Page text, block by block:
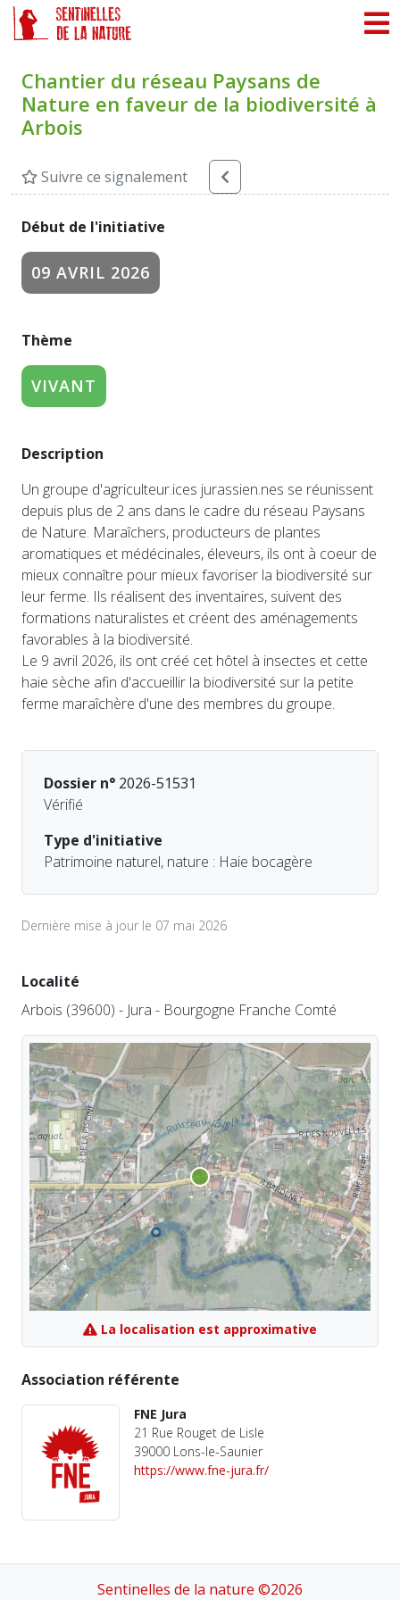
Chantier du réseau Paysans de
Nature en faveur de la biodiversité à
Arbois
Suivre ce signalement
Début de l'initiative
09 AVRIL 2026
Thème
VIVANT
Description
Un groupe d'agriculteur.ices jurassien.nes se réunissent
depuis plus de 2 ans dans le cadre du réseau Paysans
de Nature. Maraîchers, producteurs de plantes
aromatiques et médécinales, éleveurs, ils ont à coeur de
mieux connaître pour mieux favoriser la biodiversité sur
leur ferme. Ils réalisent des inventaires, suivent des
formations naturalistes et créent des aménagements
favorables à la biodiversité.
Le 9 avril 2026, ils ont créé cet hôtel à insectes et cette
haie sèche afin d'accueillir la biodiversité sur la petite
ferme maraîchère d'une des membres du groupe.
Dossier n° 2026-51531
Vérifié
Type d'initiative
Patrimoine naturel, nature : Haie bocagère
Dernière mise à jour le 07 mai 2026
Localité
Arbois (39600) - Jura - Bourgogne Franche Comté
La localisation est approximative
Association référente
FNE Jura
21 Rue Rouget de Lisle
39000 Lons-le-Saunier
https://www.fne-jura.fr/
Sentinelles de la nature ©2026
Panneau de gestion des cookies